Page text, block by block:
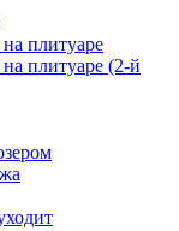
плитуаре
плитуаре (2-й